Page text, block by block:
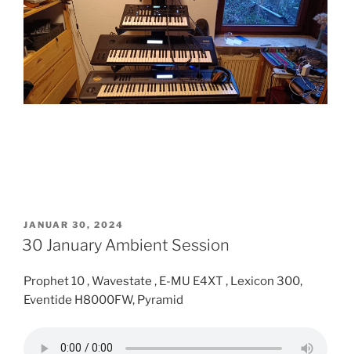
VERÖFFENTLICHT
AM
JANUAR 30, 2024
30 January Ambient Session
Prophet 10 , Wavestate , E-MU E4XT , Lexicon 300,
Eventide H8000FW, Pyramid